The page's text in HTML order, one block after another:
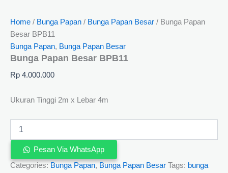
Home / Bunga Papan / Bunga Papan Besar / Bunga Papan
Besar BPB11
Bunga Papan, Bunga Papan Besar
Bunga Papan Besar BPB11
Rp 4.000.000
Ukuran Tinggi 2m x Lebar 4m
Pesan Via WhatsApp
Categories: Bunga Papan, Bunga Papan Besar Tags: bunga